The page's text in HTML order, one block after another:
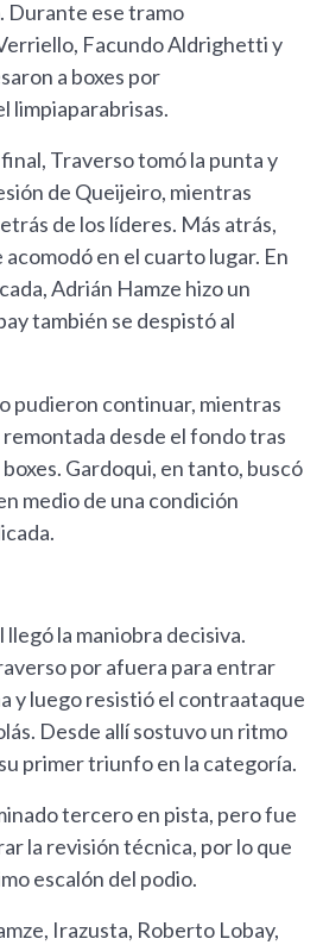
Durante ese tramo
Facundo Aldrighetti y
a boxes por
limpiaparabrisas.
Traverso tomó la punta y
de Queijeiro, mientras
de los líderes. Más atrás,
en el cuarto lugar. En
Adrián Hamze hizo un
también se despistó al
pudieron continuar, mientras
desde el fondo tras
Gardoqui, en tanto, buscó
medio de una condición
la maniobra decisiva.
por afuera para entrar
y luego resistió el contraataque
Desde allí sostuvo un ritmo
primer triunfo en la categoría.
tercero en pista, pero fue
la revisión técnica, por lo que
escalón del podio.
Irazusta, Roberto Lobay,